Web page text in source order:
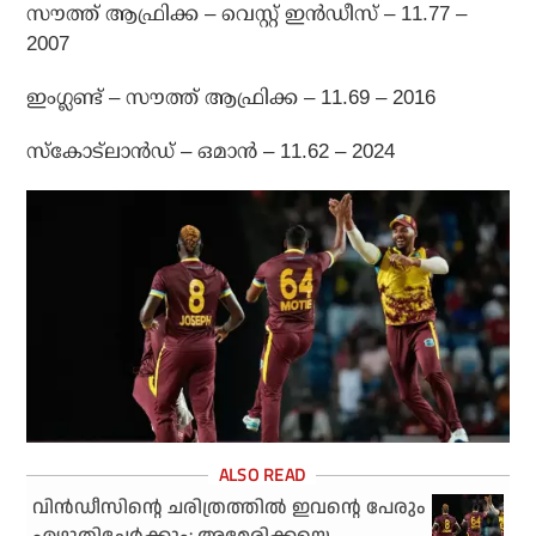
സൗത്ത് ആഫ്രിക്ക – വെസ്റ്റ് ഇന്‍ഡീസ് – 11.77 –
2007
ഇംഗ്ലണ്ട് – സൗത്ത് ആഫ്രിക്ക – 11.69 – 2016
സ്‌കോട്‌ലാന്‍ഡ് – ഒമാന്‍ – 11.62 – 2024
വിന്‍ഡീസിന്റെ ചരിത്രത്തില്‍ ഇവന്റെ പേരും